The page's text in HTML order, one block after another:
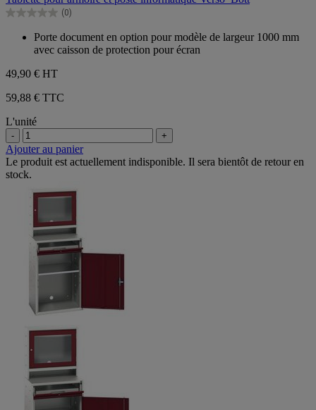
5
étoiles.
(0)
0.0
étoiles.
Porte document en option pour modèle de largeur 1000 mm
avec caisson de protection pour écran
49,90 € HT
59,88 € TTC
L'unité
- +
Ajouter au panier
Le produit est actuellement indisponible. Il sera bientôt de retour en
stock.